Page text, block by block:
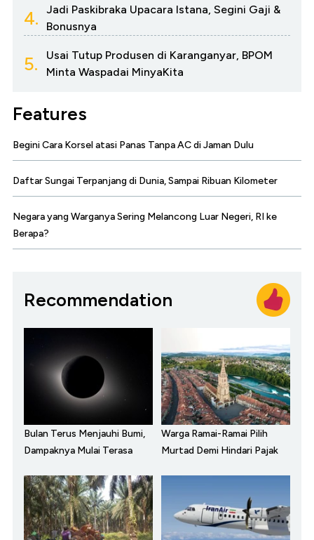
4.
Jadi Paskibraka Upacara Istana, Segini Gaji &
Bonusnya
5.
Usai Tutup Produsen di Karanganyar, BPOM
Minta Waspadai MinyaKita
Features
Begini Cara Korsel atasi Panas Tanpa AC di Jaman Dulu
Daftar Sungai Terpanjang di Dunia, Sampai Ribuan Kilometer
Negara yang Warganya Sering Melancong Luar Negeri, RI ke
Berapa?
Recommendation
Bulan Terus Menjauhi Bumi,
Dampaknya Mulai Terasa
Warga Ramai-Ramai Pilih
Murtad Demi Hindari Pajak